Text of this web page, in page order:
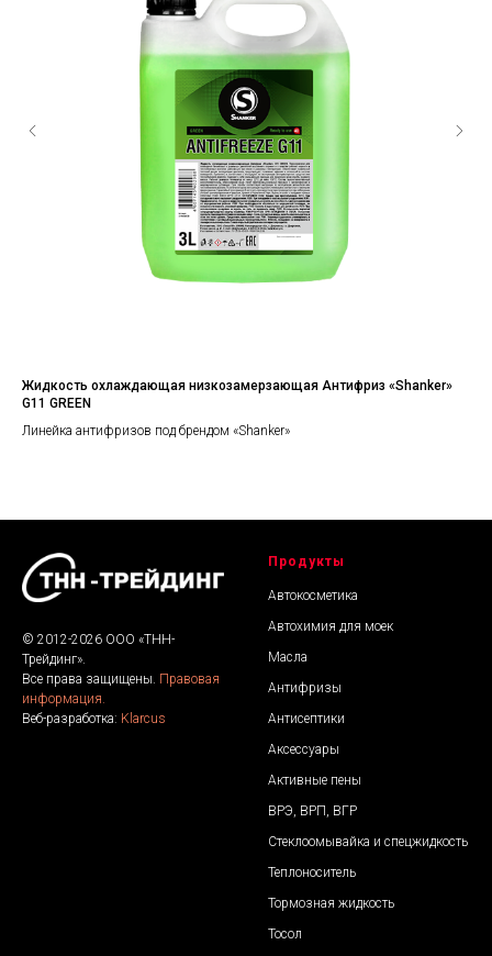
Жидкость охлаждающая низкозамерзающая Антифриз «Shanker»
G11 GREEN
Линейка антифризов под брендом «Shanker»
© 2012-2026 ООО «ТНН-
Трейдинг».
Все права защищены. Правовая
информация.
Веб-разработка: Klarcus
Продукты
Автокосметика
Автохимия для моек
Масла
Антифризы
Антисептики
Аксессуары
Активные пены
ВРЭ, ВРП, ВГР
Стеклоомывайка и спецжидкость
Теплоноситель
Тормозная жидкость
Тосол